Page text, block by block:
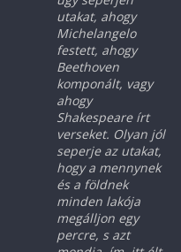
utakat, ahogy
Michelangelo
festett, ahogy
Beethoven
komponált, vagy
ahogy
Shakespeare írt
verseket. Olyan jól
seperje az utakat,
hogy a mennynek
és a földnek
minden lakója
megálljon egy
percre, s azt